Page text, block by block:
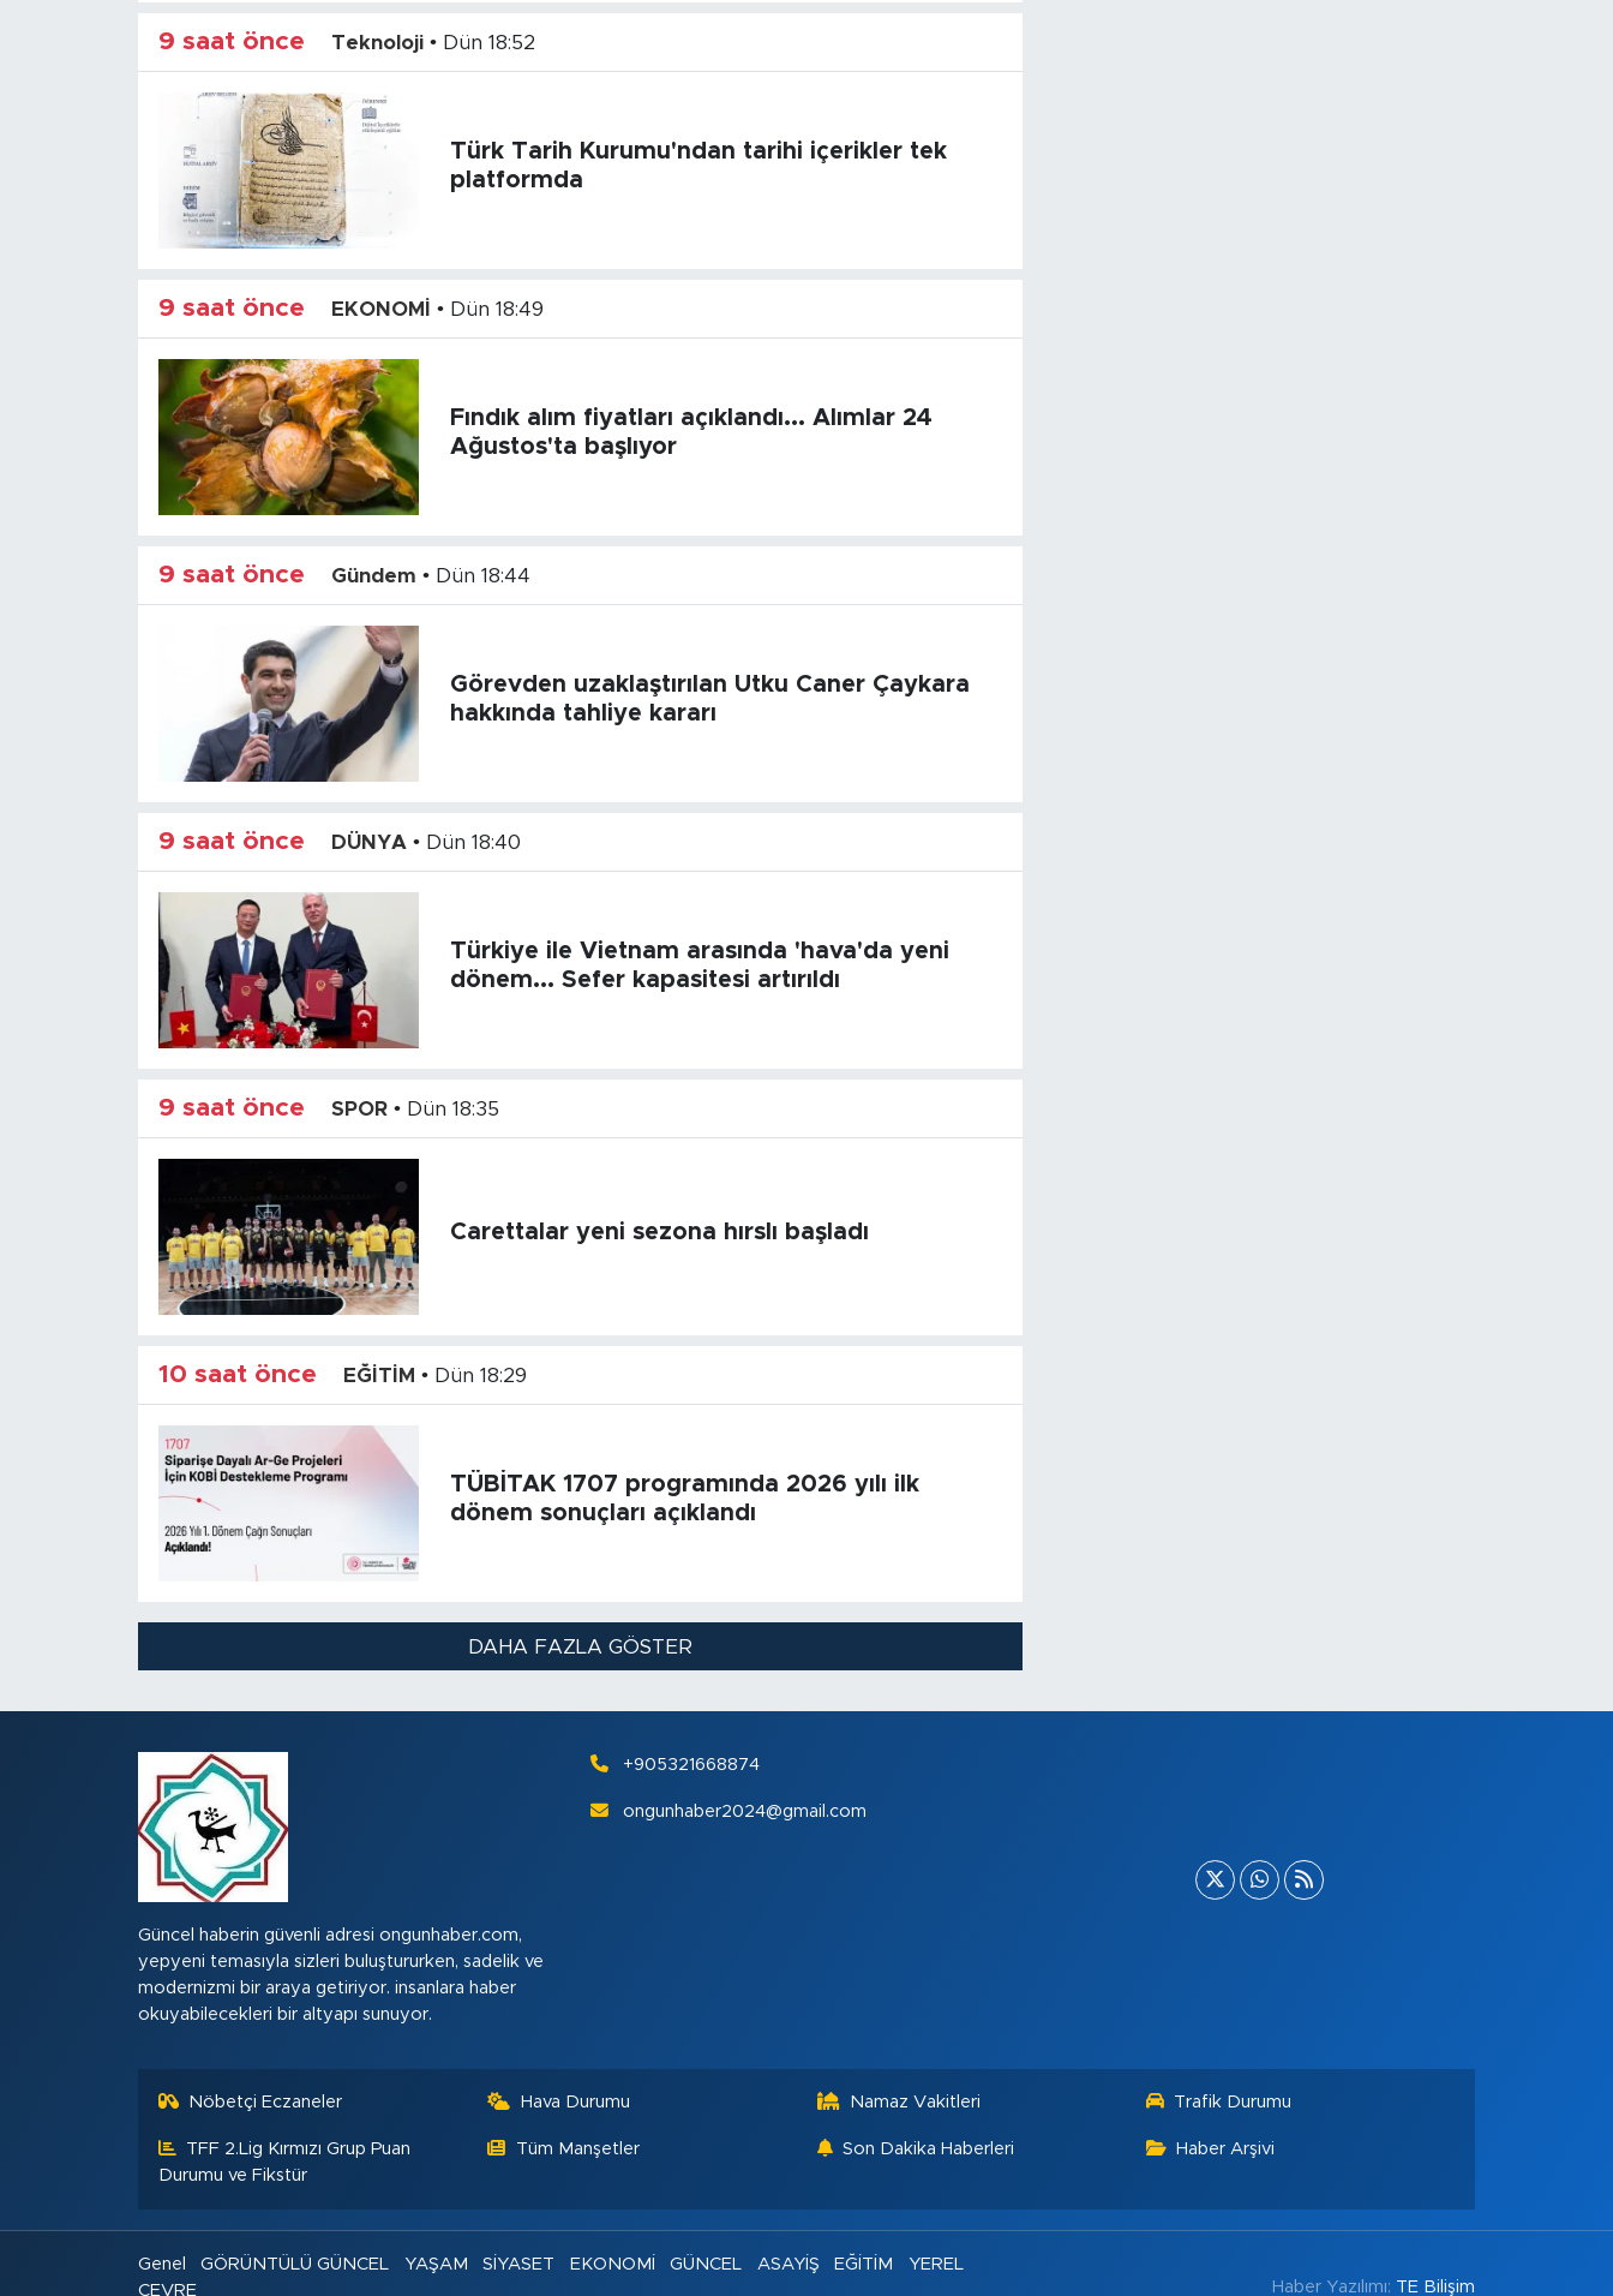
9 saat önce Teknoloji• Dün 18:52
Türk Tarih Kurumu'ndan tarihi içerikler tek
platformda
9 saat önce EKONOMİ • Dün 18:49
Fındık alım fiyatları açıklandı... Alımlar 24
Ağustos'ta başlıyor
9 saat önce Gündem • Dün 18:44
Görevden uzaklaştırılan Utku Caner Çaykara
hakkında tahliye kararı
9 saat önce DÜNYA • Dün 18:40
Türkiye ile Vietnam arasında 'hava'da yeni
dönem... Sefer kapasitesi artırıldı
9 saat önce SPOR• Dün 18:35
Carettalar yeni sezona hırslı başladı
10 saat önce EĞİTİM • Dün 18:29
TÜBİTAK 1707 programında 2026 yılı ilk
dönem sonuçları açıklandı
DAHA FAZLA GÖSTER
Güncel haberin güvenli adresi ongunhaber.com,
yepyeni temasıyla sizleri buluştururken, sadelik ve
modernizmi bir araya getiriyor. insanlara haber
okuyabilecekleri bir altyapı sunuyor.
+905321668874
ongunhaber2024@gmail.com
Nöbetçi Eczaneler Hava Durumu Namaz Vakitleri Trafik Durumu
TFF 2.Lig Kırmızı Grup Puan
Durumu ve Fikstür
Tüm Manşetler Son Dakika Haberleri Haber Arşivi
Genel GÖRÜNTÜLÜ GÜNCEL YAŞAM SİYASET EKONOMİ GÜNCEL ASAYİŞ EĞİTİM
YEREL
ÇEVRE
Haber Yazılımı: TE Bilişim